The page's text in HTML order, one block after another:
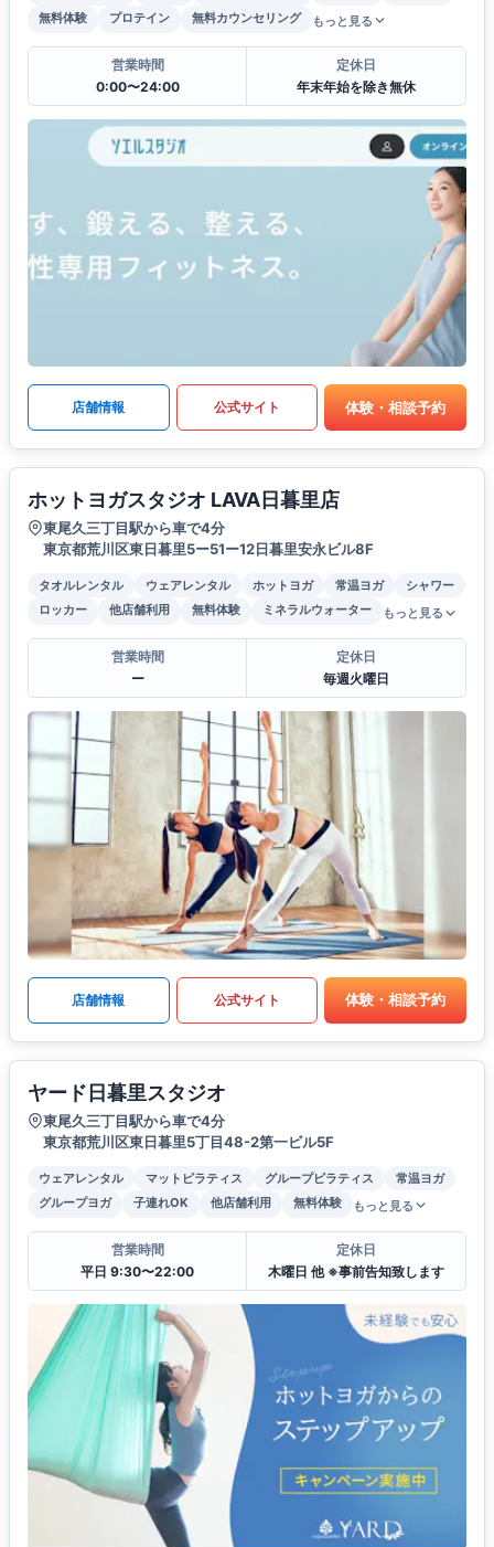
無料体験
プロテイン 無料カウンセリング もっと見る
営業時間
0:00〜24:00
定休日
年末年始を除き無休
店舗情報 公式サイト 体験・相談予約
ホットヨガスタジオ LAVA日暮里店
東尾久三丁目駅から車で4分
東京都荒川区東日暮里5ー51ー12日暮里安永ビル8F
タオルレンタル ウェアレンタル ホットヨガ 常温ヨガ
シャワー
ロッカー
他店舗利用 無料体験 ミネラルウォーター もっと見る
営業時間
ー
定休日
毎週火曜日
店舗情報 公式サイト 体験・相談予約
ヤード日暮里スタジオ
東尾久三丁目駅から車で4分
東京都荒川区東日暮里5丁目48-2第一ビル5F
ウェアレンタル マットピラティス グループピラティス
常温ヨガ
グループヨガ
子連れOK 他店舗利用 無料体験 もっと見る
営業時間
平日 9:30〜22:00
定休日
木曜日 他 ※事前告知致します